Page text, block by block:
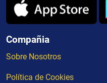
Compañia
Sobre Nosotros
Política de Cookies